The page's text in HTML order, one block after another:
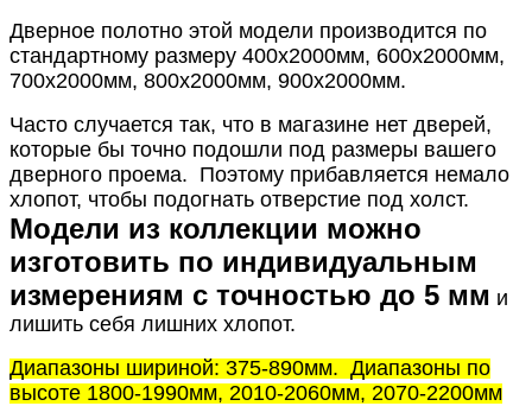
Дверное полотно этой модели производится по
стандартному размеру 400x2000мм, 600x2000мм,
700x2000мм, 800x2000мм, 900x2000мм.
Часто случается так, что в магазине нет дверей,
которые бы точно подошли под размеры вашего
дверного проема. Поэтому прибавляется немало
хлопот, чтобы подогнать отверстие под холст.
Модели из коллекции можно
изготовить по индивидуальным
измерениям с точностью до 5 мм и
лишить себя лишних хлопот.
Диапазоны шириной: 375-890мм. Диапазоны по
высоте 1800-1990мм, 2010-2060мм, 2070-2200мм